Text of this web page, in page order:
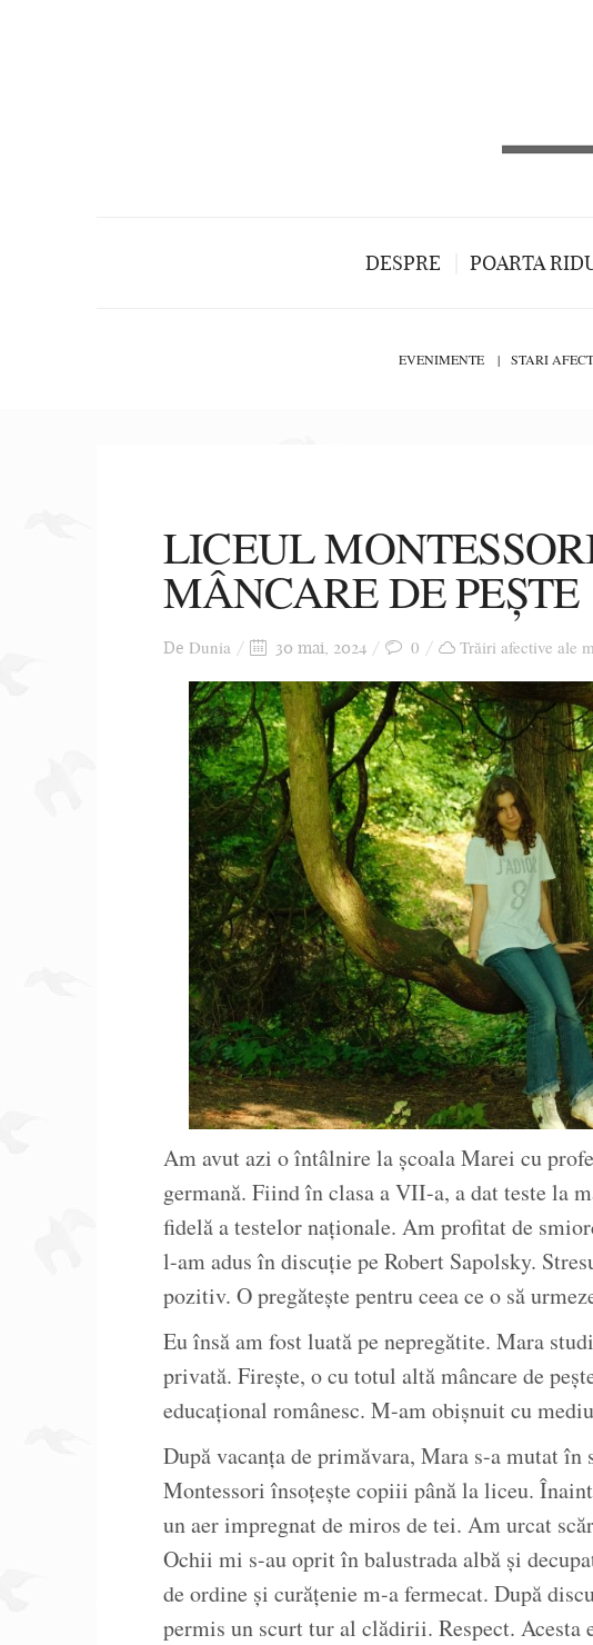
DESPRE POARTA
EVENIMENTE STARI
LICEUL
MÂNCARE DE PEȘTE
De Dunia 30 mai, 2024 0 Trăiri afective ale
Am avut azi o întâlnire la școala Marei cu
germană. Fiind în clasa a VII-a, a dat teste la
fidelă a testelor naționale. Am profitat de
l-am adus în discuție pe Robert Sapolsky.
pozitiv. O pregătește pentru ceea ce o să
Eu însă am fost luată pe nepregătite. Mara
privată. Firește, o cu totul altă mâncare de
educațional românesc. M-am obișnuit cu
După vacanța de primăvara, Mara s-a mutat în
Montessori însoțește copiii până la liceu.
un aer impregnat de miros de tei. Am urcat
Ochii mi s-au oprit în balustrada albă și
de ordine și curățenie m-a fermecat. După
permis un scurt tur al clădirii. Respect. Acesta